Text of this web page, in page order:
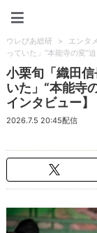
ウレぴあ総研 > エンタ
っていた」“本能寺の変”
小栗旬「織田
いた」“本能寺
インタビュー】
2026.7.5 20:45配信